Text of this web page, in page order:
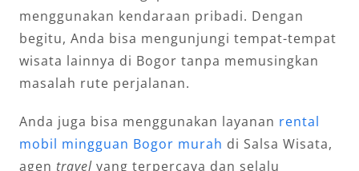
menggunakan kendaraan pribadi. Dengan
begitu, Anda bisa mengunjungi tempat-tempat
wisata lainnya di Bogor tanpa memusingkan
masalah rute perjalanan.
Anda juga bisa menggunakan layanan rental
mobil mingguan Bogor murah di Salsa Wisata,
agen travel yang terpercaya dan selalu